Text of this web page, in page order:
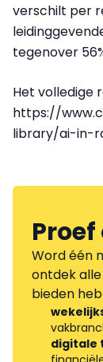
verschilt per
tegenover
Het volledige
https://
library/ai-in-
Proef
Word één
ontdek
bieden
digitale